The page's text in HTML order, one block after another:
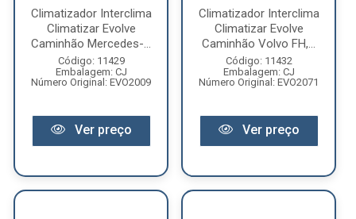
Climatizador Interclima
Climatizar Evolve
Caminhão Mercedes-...
Código: 11429
Embalagem: CJ
Número Original: EVO2009
Ver preço
Climatizador Interclima
Climatizar Evolve
Caminhão Volvo FH,...
Código: 11432
Embalagem: CJ
Número Original: EVO2071
Ver preço